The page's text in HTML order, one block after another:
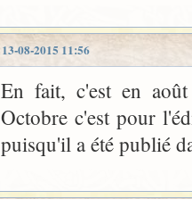
13-08-2015 11:56
En fait, c'est en
Octobre c'est pour
puisqu'il a été publié